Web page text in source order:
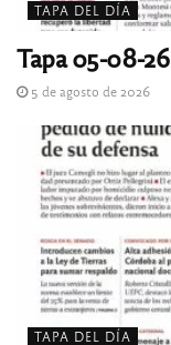
TAPA DEL DÍA
Tapa 05-08-26
5 de agosto de 2026
TAPA DEL DÍA